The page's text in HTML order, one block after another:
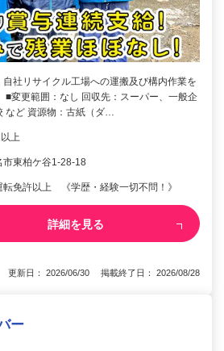
自社リサイクル工場への運搬及び構内作業を
■変更範囲：なし 回収先：スーパー、一般企
など 資源物：古紙（ダ…
上
市東柏ケ谷1-28-18
転免許以上 《学歴・経験一切不問！》
詳細を見る
更新日： 2026/06/30 掲載終了日： 2026/08/28
ー